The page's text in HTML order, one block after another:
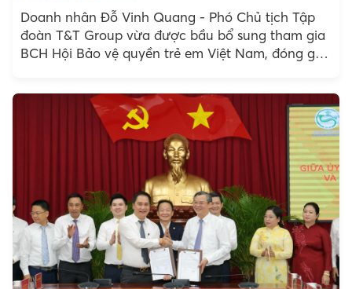
Doanh nhân Đỗ Vinh Quang - Phó Chủ tịch Tập
đoàn T&T Group vừa được bầu bổ sung tham gia
BCH Hội Bảo vệ quyền trẻ em Việt Nam, đóng góp